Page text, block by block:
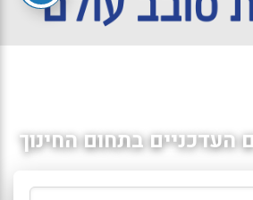
בתחום החינוך